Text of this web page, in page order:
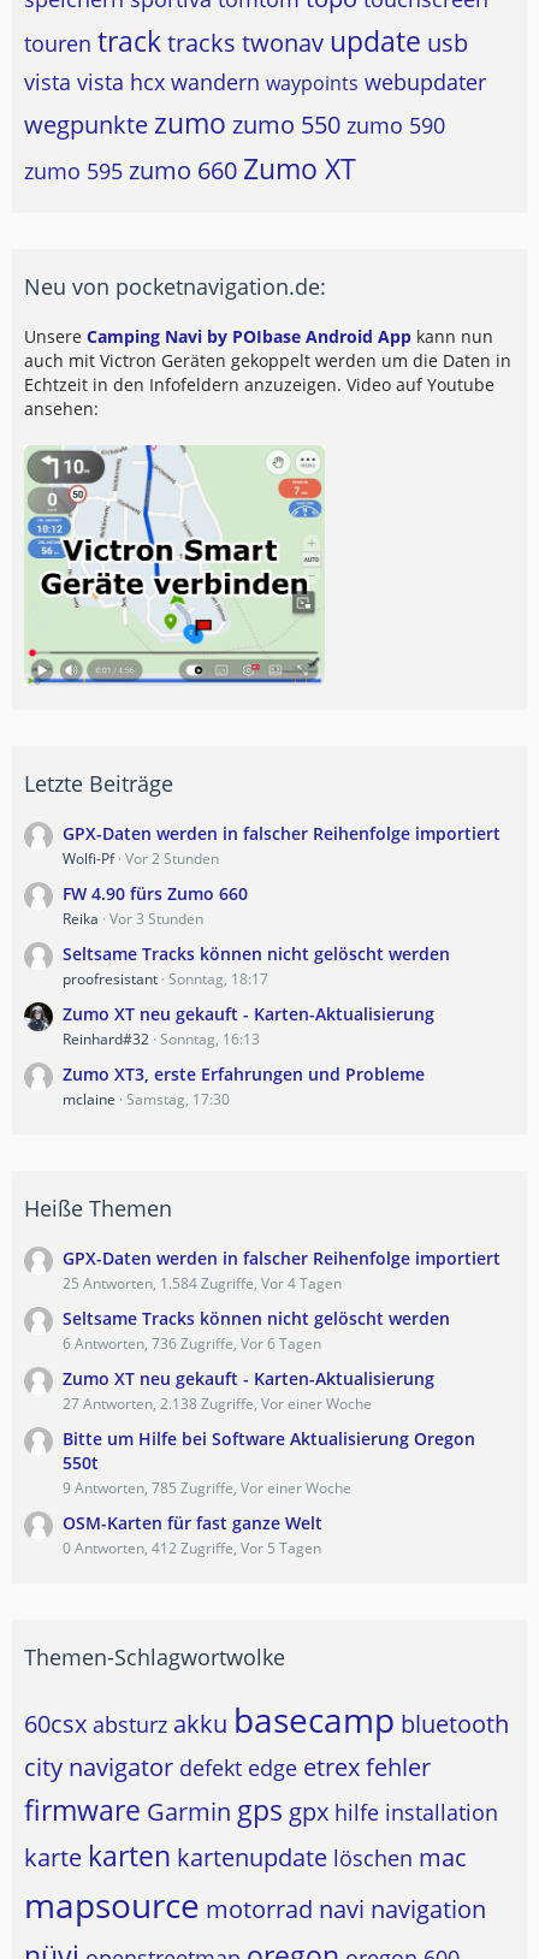
touren tracktracks twonav update usb
vista vista hcx wandern waypoints webupdater
wegpunkte zumo zumo 550 zumo 590
zumo 595 zumo 660 Zumo XT
Neu von pocketnavigation.de:
Unsere Camping Navi by POIbase Android App kann nun
auch mit Victron Geräten gekoppelt werden um die Daten in
Echtzeit in den Infofeldern anzuzeigen. Video auf Youtube
ansehen:
Letzte Beiträge
GPX-Daten werden in falscher Reihenfolge importiert
Wolfi-Pf Vor 2 Stunden
FW 4.90 fürs Zumo 660
Reika Vor 3 Stunden
Seltsame Tracks können nicht gelöscht werden
proofresistant Sonntag, 18:17
Zumo XT neu gekauft - Karten-Aktualisierung
Reinhard#32 Sonntag, 16:13
Zumo XT3, erste Erfahrungen und Probleme
mclaine Samstag, 17:30
Heiße Themen
GPX-Daten werden in falscher Reihenfolge importiert
25 Antworten, 1.584 Zugriffe, Vor 4 Tagen
Seltsame Tracks können nicht gelöscht werden
6 Antworten, 736 Zugriffe, Vor 6 Tagen
Zumo XT neu gekauft - Karten-Aktualisierung
27 Antworten, 2.138 Zugriffe, Vor einer Woche
Bitte um Hilfe bei Software Aktualisierung Oregon
550t
9 Antworten, 785 Zugriffe, Vor einer Woche
OSM-Karten für fast ganze Welt
0 Antworten, 412 Zugriffe, Vor 5 Tagen
Themen-Schlagwortwolke
60csx absturz akku basecamp bluetooth
city navigator defekt edge etrexfehler
firmware Garmin gps gpx hilfe installation
karte karten kartenupdate löschen mac
mapsource motorrad navi navigation